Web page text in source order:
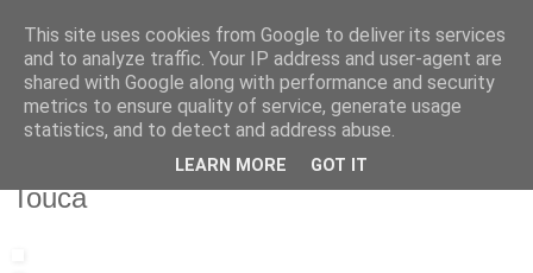
IN MY POCKET
all the things and people that i bring along with me everyday
Touca
This site uses cookies from Google to deliver its services
and to analyze traffic. Your IP address and user-agent are
shared with Google along with performance and security
metrics to ensure quality of service, generate usage
statistics, and to detect and address abuse.
LEARN MORE GOT IT